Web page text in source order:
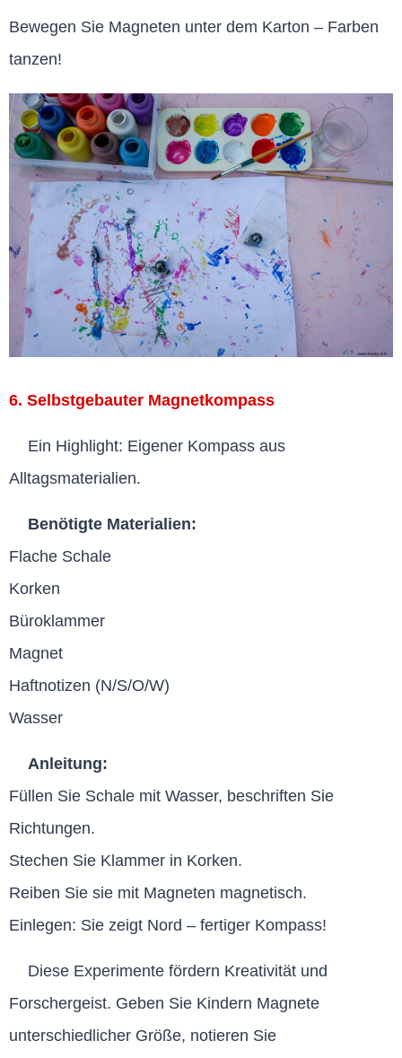
Bewegen Sie Magneten unter dem Karton – Farben
tanzen!
6. Selbstgebauter Magnetkompass
Ein Highlight: Eigener Kompass aus
Alltagsmaterialien.
Benötigte Materialien:
Flache Schale
Korken
Büroklammer
Magnet
Haftnotizen (N/S/O/W)
Wasser
Anleitung:
Füllen Sie Schale mit Wasser, beschriften Sie
Richtungen.
Stechen Sie Klammer in Korken.
Reiben Sie sie mit Magneten magnetisch.
Einlegen: Sie zeigt Nord – fertiger Kompass!
Diese Experimente fördern Kreativität und
Forschergeist. Geben Sie Kindern Magnete
unterschiedlicher Größe, notieren Sie